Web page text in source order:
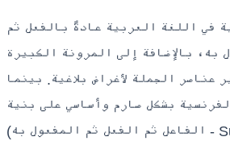
في اللغة العربية عادةً بالفعل ثم
به، بالإضافة إلى المرونة الكبيرة
عناصر الجملة لأغراض بلاغية. بينما
بشكل صارم وأساسي على بنية
(الفاعل ثم الفعل ثم المفعول به - Sujet-Verbe-Objet).